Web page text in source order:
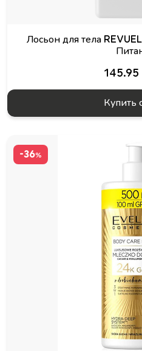
Лосьон для тела
Купить
-36%